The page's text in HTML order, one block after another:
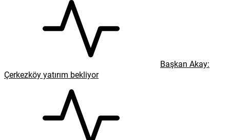
Başkan Akay:
Çerkezköy yatırım bekliyor